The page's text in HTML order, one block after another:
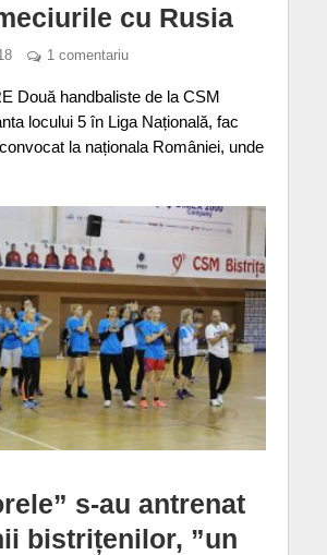
cu Rusia
1 comentariu
Două handbaliste de la CSM
locului 5 în Liga Națională, fac
la naționala României, unde
s-au antrenat
bistrițenilor, ”un